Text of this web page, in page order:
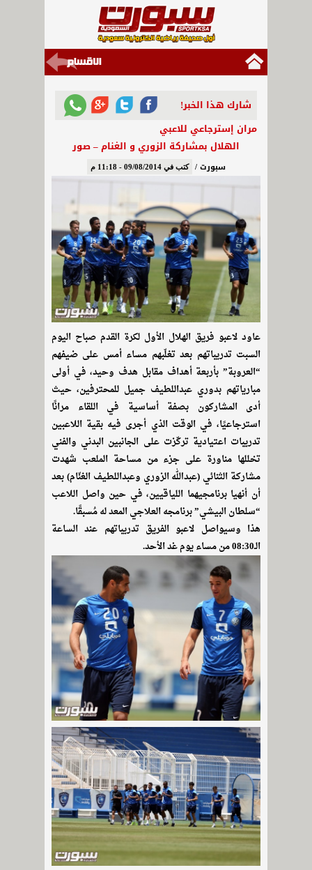
شارك هذا الخبر!
مران إسترجاعي للاعبي
الهلال بمشاركة الزوري و الغنام – صور
سبورت / كتب في 09/08/2014 - 11:18 م
عاود لاعبو فريق الهلال الأول لكرة القدم صباح اليوم
السبت تدريباتهم بعد تغلّبهم مساء أمس على ضيفهم
“العروبة” بأربعة أهداف مقابل هدف وحيد، في أولى
مبارياتهم بدوري عبداللطيف جميل للمحترفين، حيث
أدى المشاركون بصفة أساسية في اللقاء مرانًا
استرجاعيًا، في الوقت الذي أجرى فيه بقية اللاعبين
تدريبات اعتيادية تركّزت على الجانبين البدني والفني
تخللها مناورة على جزء من مساحة الملعب شهدت
مشاركة الثنائي (عبدالله الزوري وعبداللطيف الغنّام) بعد
أن أنهيا برنامجيهما اللياقيين، في حين واصل اللاعب
“سلطان البيشي” برنامجه العلاجي المعد له مُسبقًا.
هذا وسيواصل لاعبو الفريق تدريباتهم عند الساعة
الـ08:30 من مساء يوم غد الأحد.